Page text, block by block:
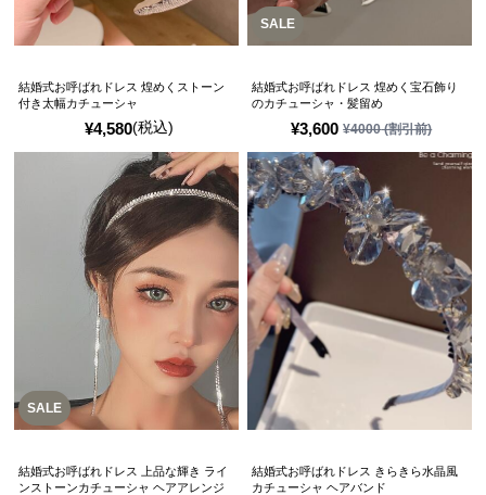
¥4,580(税込)
結婚式お呼ばれドレス 煌めくストーン
付き太幅カチューシャ
SALE
¥3,600 ¥4000(割引前)
結婚式お呼ばれドレス 煌めく宝石飾り
のカチューシャ・髪留め
SALE
結婚式お呼ばれドレス 上品な輝き ライ
ンストーンカチューシャ ヘアアレンジ
結婚式お呼ばれドレス きらきら水晶風
カチューシャ ヘアバンド